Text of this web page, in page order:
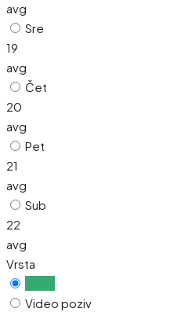
avg
Sre
19
avg
Čet
20
avg
Pet
21
avg
Sub
22
avg
Vrsta
Video poziv